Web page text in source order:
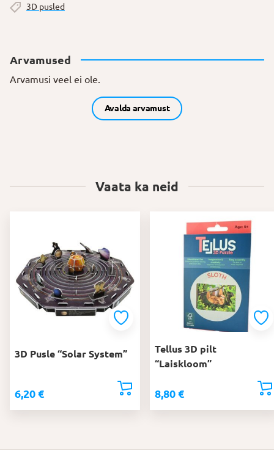
3D pusled
Arvamused
Arvamusi veel ei ole.
Avalda arvamust
Vaata ka neid
3D Pusle “Solar System”
6,20 €
Tellus 3D pilt
“Laiskloom”
8,80 €